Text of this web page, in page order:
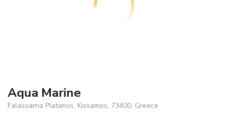
Aqua Marine
Falassarna Platanos, Kissamos, 73400, Greece